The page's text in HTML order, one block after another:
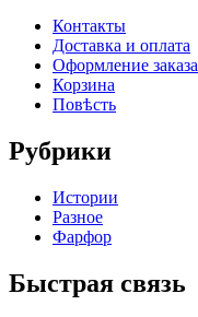
Контакты
Доставка и оплата
Оформление заказа
Корзина
Повѣсть
Рубрики
Истории
Разное
Фарфор
Быстрая связь